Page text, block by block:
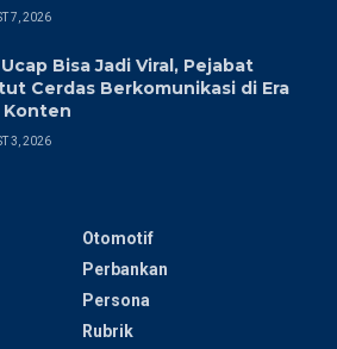
7, 2026
Bisa Jadi Viral, Pejabat
Cerdas Berkomunikasi di Era
Konten
3, 2026
Otomotif
Perbankan
Persona
Rubrik